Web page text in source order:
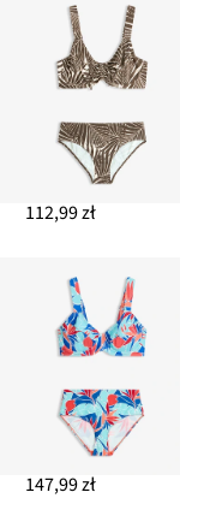
112,99 zł
147,99 zł